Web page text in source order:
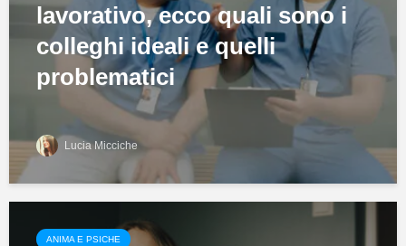
lavorativo, ecco quali sono i
colleghi ideali e quelli
problematici
Lucia Micciche
ANIMA E PSICHE